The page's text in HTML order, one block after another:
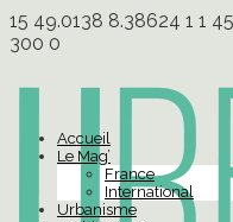
15 49.0138 8.38624 1 1
300 0
Accueil
Le Mag’
France
International
Urbanisme